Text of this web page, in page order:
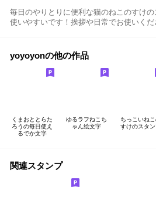
毎日のやりとりに便利な猫のねこのすけ
使いやすいです！挨拶や日常でお使いくだ
yoyoyonの他の作品
くまおととらた
ろうの毎日使え
るでか文字
ゆるラフねこち
ゃん絵文字
ちっこいね
すけのスタ
関連スタンプ